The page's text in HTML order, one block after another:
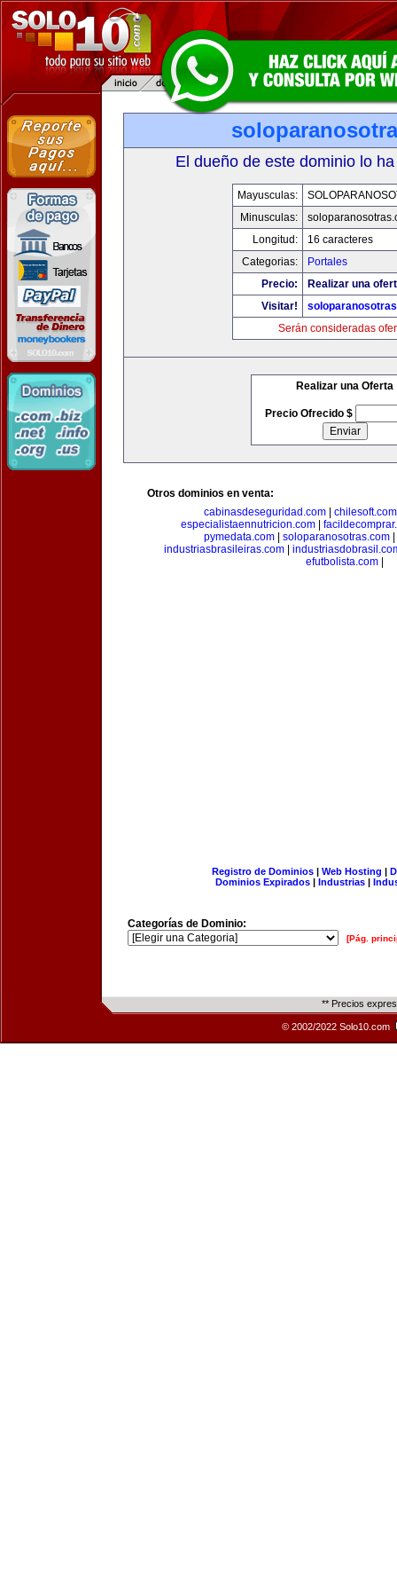
El dueño de este dominio lo
Mayusculas:
Minusculas:
Longitud:
16 caracteres
Categorias:
Portales
Precio:
Realizar una
Visitar!
Serán consideradas
Realizar una Oferta
Precio Ofrecido $
Otros dominios en venta:
cabinasdeseguridad.com| chilesoft.com
especialistaennutricion.com|
pymedata.com
soloparanosotras.com
industriasbrasileiras.com|
efutbolista.com
Registro de Dominios| Web Hosting |
Dominios Expirados | Industrias |
Categorías de Dominio:
[Pág.
** Precios
© 2002/2022 Solo10.com